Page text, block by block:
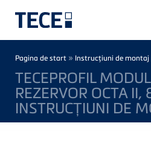
Breadcrumb
Pagina de start » Instrucţiuni de montaj
TECEPROFIL
REZERVOR OCTA II,
INSTRUCȚIUNI DE